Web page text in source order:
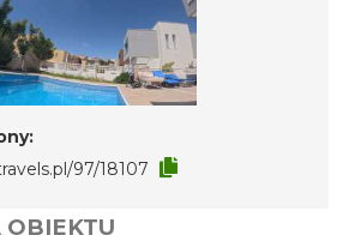
97/18107
OBIEKTU